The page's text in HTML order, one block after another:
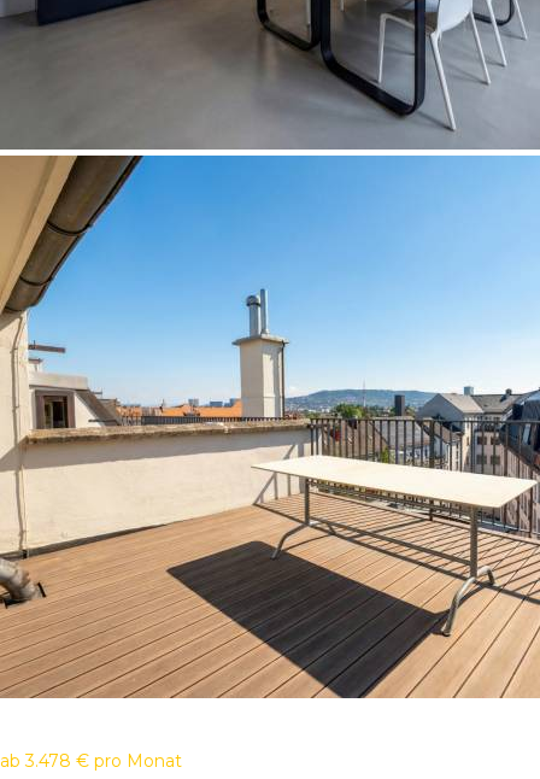
ab 3.478 € pro Monat